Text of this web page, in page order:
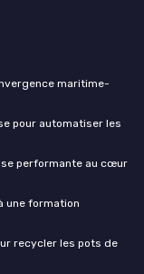
maritime-
pour automatiser les
performante au cœur
une formation
recycler les pots de